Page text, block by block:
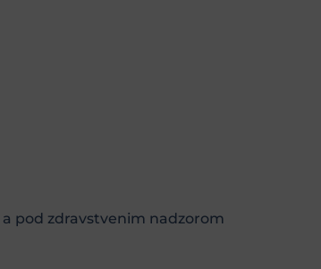
pod zdravstvenim nadzorom